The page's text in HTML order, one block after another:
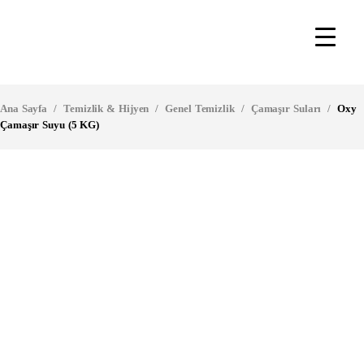
Ana Sayfa / Temizlik & Hijyen / Genel Temizlik / Çamaşır Suları / Oxy
Çamaşır Suyu (5 KG)